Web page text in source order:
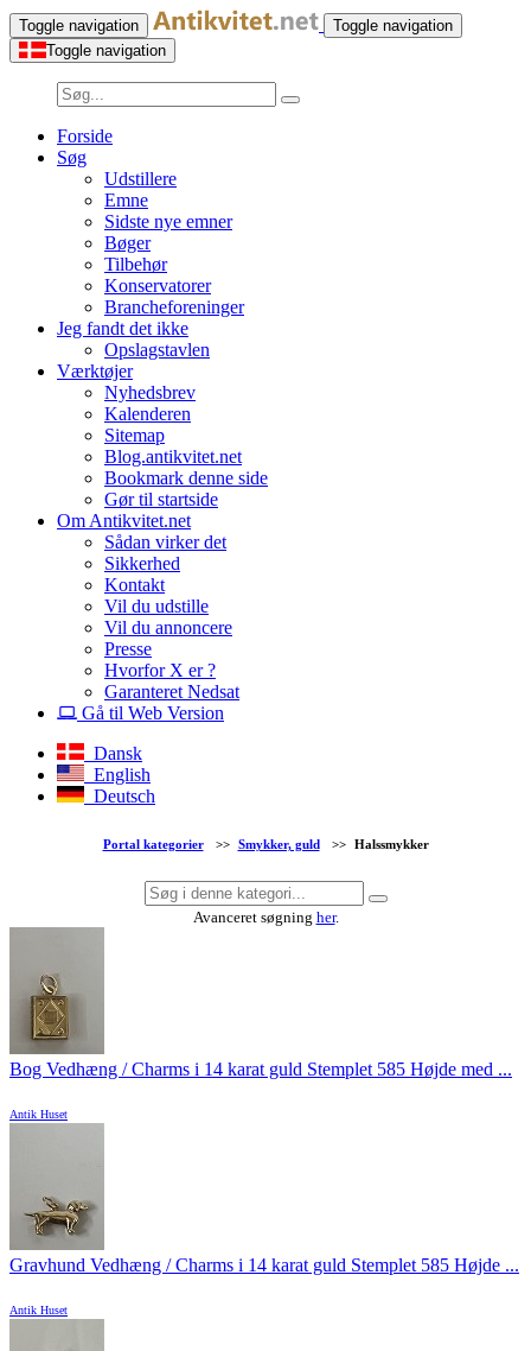
Toggle navigation
Toggle navigation
Toggle navigation
Forside
Søg
Udstillere
Emne
Sidste nye emner
Bøger
Tilbehør
Konservatorer
Brancheforeninger
Jeg fandt det ikke
Opslagstavlen
Værktøjer
Nyhedsbrev
Kalenderen
Sitemap
Blog.antikvitet.net
Bookmark denne side
Gør til startside
Om Antikvitet.net
Sådan virker det
Sikkerhed
Kontakt
Vil du udstille
Vil du annoncere
Presse
Hvorfor X er ?
Garanteret Nedsat
Gå til Web Version
Dansk
English
Deutsch
Portal kategorier >> Smykker, guld >> Halssmykker
Avanceret søgning her.
Bog Vedhæng / Charms i 14 karat guld Stemplet 585 Højde med ...
Antik Huset
Gravhund Vedhæng / Charms i 14 karat guld Stemplet 585 Højde ...
Antik Huset